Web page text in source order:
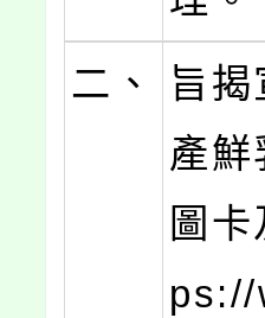
二、
旨
產鮮
圖